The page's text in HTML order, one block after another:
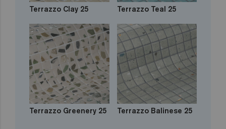
Terrazzo Clay 25 Terrazzo Teal 25
Terrazzo Greenery 25 Terrazzo Balinese 25